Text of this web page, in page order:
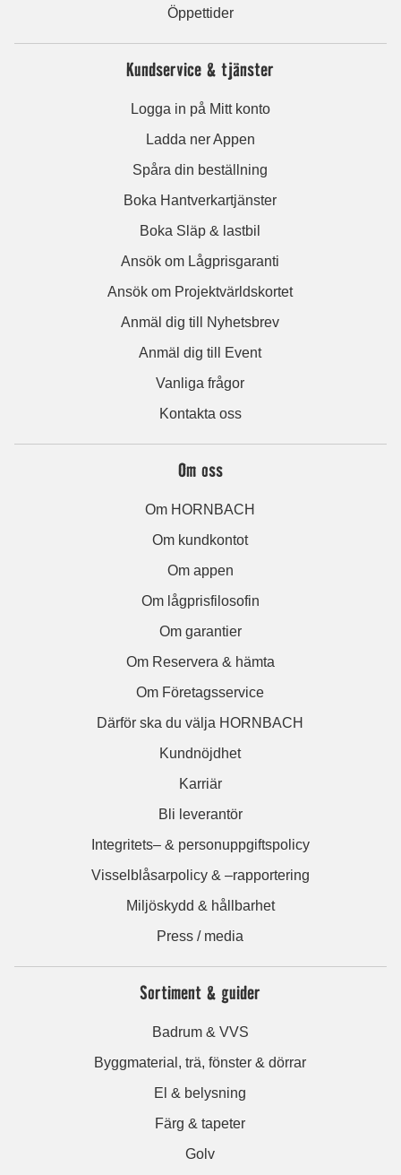
Öppettider
Kundservice & tjänster
Logga in på Mitt konto
Ladda ner Appen
Spåra din beställning
Boka Hantverkartjänster
Boka Släp & lastbil
Ansök om Lågprisgaranti
Ansök om Projektvärldskortet
Anmäl dig till Nyhetsbrev
Anmäl dig till Event
Vanliga frågor
Kontakta oss
Om oss
Om HORNBACH
Om kundkontot
Om appen
Om lågprisfilosofin
Om garantier
Om Reservera & hämta
Om Företagsservice
Därför ska du välja HORNBACH
Kundnöjdhet
Karriär
Bli leverantör
Integritets– & personuppgiftspolicy
Visselblåsarpolicy & –rapportering
Miljöskydd & hållbarhet
Press / media
Sortiment & guider
Badrum & VVS
Byggmaterial, trä, fönster & dörrar
El & belysning
Färg & tapeter
Golv